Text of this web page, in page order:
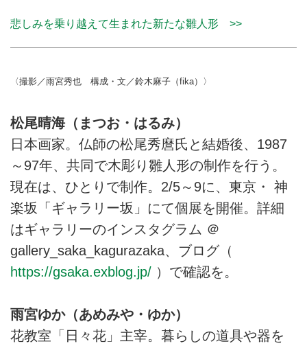
悲しみを乗り越えて生まれた新たな雛人形 >>
〈撮影／雨宮秀也 構成・文／鈴木麻子（fika）〉
松尾晴海（まつお・はるみ）
日本画家。仏師の松尾秀麿氏と結婚後、1987
～97年、共同で木彫り雛人形の制作を行う。
現在は、ひとりで制作。2/5～9に、東京・ 神
楽坂「ギャラリー坂」にて個展を開催。詳細
はギャラリーのインスタグラム ＠
gallery_saka_kagurazaka、ブログ（
https://gsaka.exblog.jp/ ）で確認を。
雨宮ゆか（あめみや・ゆか）
花教室「日々花」主宰。暮らしの道具や器を